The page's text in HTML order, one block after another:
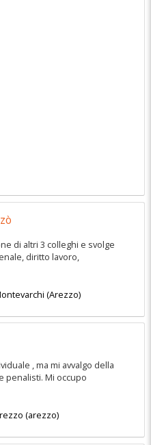
di altri 3 colleghi e svolge
diritto lavoro,
(Arezzo)
, ma mi avvalgo della
penalisti. Mi occupo
(arezzo)